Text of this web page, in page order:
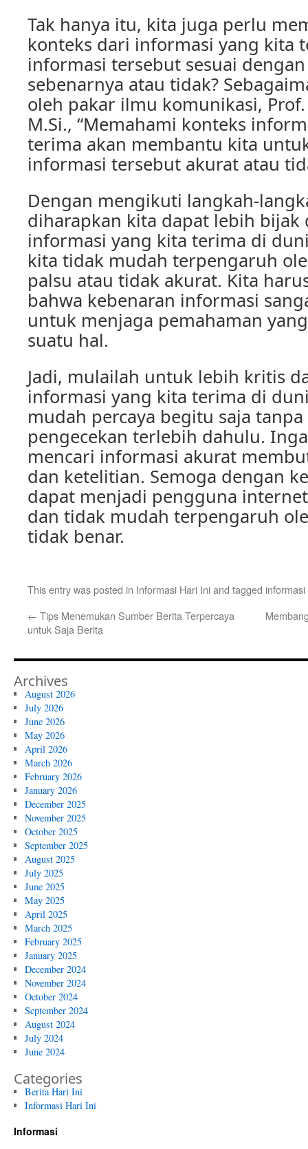
Tak hanya itu, kita juga perlu
konteks dari informasi yang kita
informasi tersebut sesuai
sebenarnya atau tidak?
oleh pakar ilmu komunikasi,
M.Si., “Memahami konteks
terima akan membantu kita
informasi tersebut akurat atau
Dengan mengikuti langkah-
diharapkan kita dapat lebih bijak
informasi yang kita terima di
kita tidak mudah terpengaruh
palsu atau tidak akurat. Kita
bahwa kebenaran informasi
untuk menjaga pemahaman
suatu hal.
Jadi, mulailah untuk lebih kritis
informasi yang kita terima di
mudah percaya begitu saja
pengecekan terlebih dahulu.
mencari informasi akurat
dan ketelitian. Semoga dengan
dapat menjadi pengguna
dan tidak mudah terpengaruh
tidak benar.
This entry was posted in Informasi Hari Iniand tagged
← Tips Menemukan Sumber Berita Terpercaya
untuk Saja Berita
Archives
August 2026
July 2026
June 2026
May 2026
April 2026
March 2026
February 2026
January 2026
December 2025
November 2025
October 2025
September 2025
August 2025
July 2025
June 2025
May 2025
April 2025
March 2025
February 2025
January 2025
December 2024
November 2024
October 2024
September 2024
August 2024
July 2024
June 2024
Categories
Berita Hari Ini
Informasi Hari Ini
Informasi